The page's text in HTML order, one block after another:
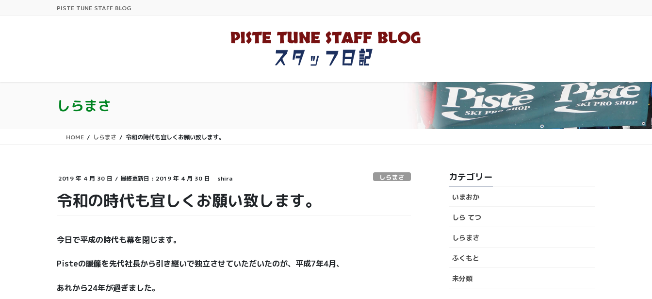
PISTE TUNE STAFF BLOG
しらまさ
HOME しらまさ 令和の時代も宜しくお願い致します。
2019 年 4 月 30 日 / 最終更新日 : 2019 年 4 月 30 日 shira しらまさ
令和の時代も宜しくお願い致します。
今日で平成の時代も幕を閉じます。
Pisteの暖簾を先代社長から引き継いで独立させていただいたのが、平成7年4月、
あれから24年が過ぎました。
カテゴリー
いまおか
しら てつ
しらまさ
ふくもと
未分類